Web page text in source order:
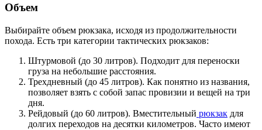
Объем
Выбирайте объем рюкзака, исходя из продолжительности
похода. Есть три категории тактических рюкзаков:
Штурмовой (до 30 литров). Подходит для переноски
груза на небольшие расстояния.
Трехдневный (до 45 литров). Как понятно из названия,
позволяет взять с собой запас провизии и вещей на три
дня.
Рейдовый (до 60 литров). Вместительный рюкзак для
долгих переходов на десятки километров. Часто имеют